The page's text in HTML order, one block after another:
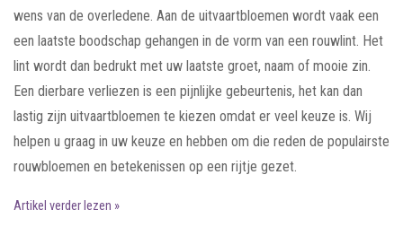
wens van de overledene. Aan de uitvaartbloemen wordt vaak een
een laatste boodschap gehangen in de vorm van een rouwlint. Het
lint wordt dan bedrukt met uw laatste groet, naam of mooie zin.
Een dierbare verliezen is een pijnlijke gebeurtenis, het kan dan
lastig zijn uitvaartbloemen te kiezen omdat er veel keuze is. Wij
helpen u graag in uw keuze en hebben om die reden de populairste
rouwbloemen en betekenissen op een rijtje gezet.
Artikel verder lezen »